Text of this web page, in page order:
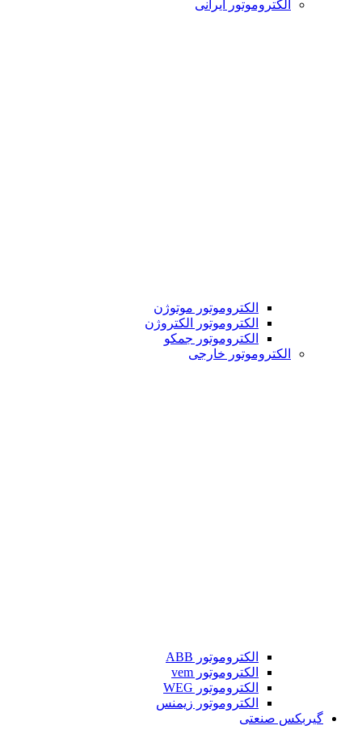
الکتروموتور ایرانی
الکتروموتور موتوژن
الکتروموتور الکتروژن
الکتروموتور جمکو
الکتروموتور خارجی
الکتروموتور ABB
الکتروموتور vem
الکتروموتور WEG
الکتروموتور زیمنس
گیربکس صنعتی